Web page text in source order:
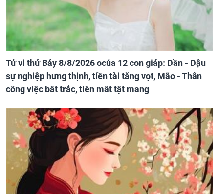
Tử vi thứ Bảy 8/8/2026 ocủa 12 con giáp: Dần - Dậu
sự nghiệp hưng thịnh, tiền tài tăng vọt, Mão - Thân
công việc bất trắc, tiền mất tật mang